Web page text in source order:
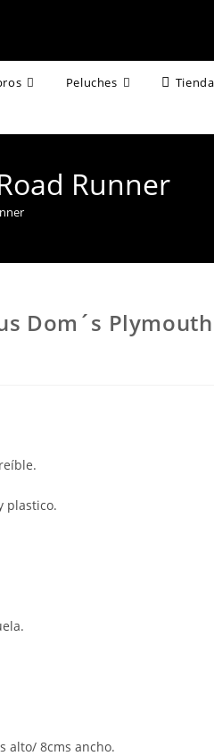
Peluches Tienda
Runner
Dom´s
plastico.
alto/ 8cms ancho.